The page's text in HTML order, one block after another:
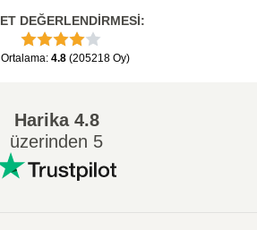
DEĞERLENDİRMESİ:
Ortalama: 4.8 (205218 Oy)
Harika4.8
üzerinden 5